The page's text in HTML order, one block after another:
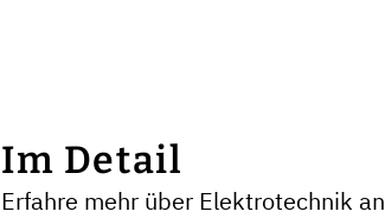
Im Detail
Erfahre mehr über Elektrotechnik